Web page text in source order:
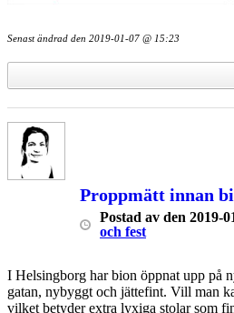
Senast ändrad den 2019-01-07 @ 15:23
Proppmätt innan
Postad av den 2019-
och fest
I Helsingborg har bion öppnat upp på
gatan, nybyggt och jättefint. Vill man
vilket betyder extra lyxiga stolar som